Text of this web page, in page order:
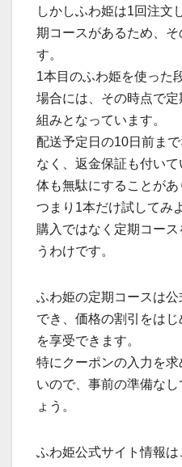
しかしふわ姫は1回注文
期コースがあるため、
す。
1本目のふわ姫を使った
場合には、その時点で
組みとなっています。
配送予定日の10日前ま
なく、返金保証も付い
体も無駄にすることがあ
つまり1本だけ試してみ
購入ではなく定期コー
うわけです。
ふわ姫の定期コースは
でき、価格の割引をは
を享受できます。
特にクーポンの入力を
いので、事前の準備な
ょう。
ふわ姫公式サイト情報は